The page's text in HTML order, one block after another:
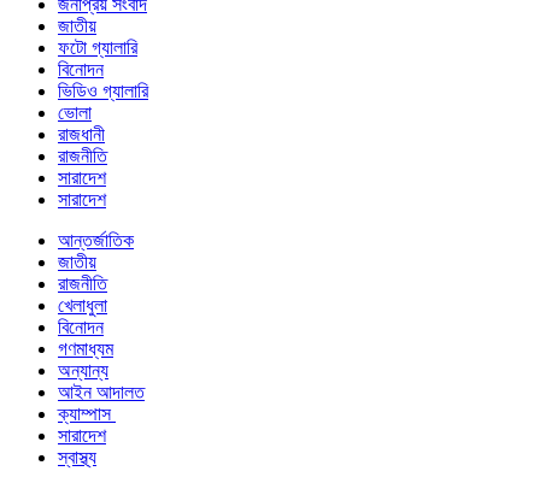
জনপ্রিয় সংবাদ
জাতীয়
ফটো গ্যালারি
বিনোদন
ভিডিও গ্যালারি
ভোলা
রাজধানী
রাজনীতি
সারাদেশ
সারাদেশ
আন্তর্জাতিক
জাতীয়
রাজনীতি
খেলাধুলা
বিনোদন
গণমাধ্যম
অন্যান্য
আইন আদালত
ক্যাম্পাস
সারাদেশ
স্বাস্থ্য